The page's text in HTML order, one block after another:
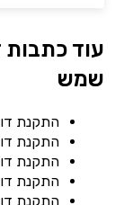
עוד
שמש
התקנת
התקנת
התקנת
התקנת
התקנת